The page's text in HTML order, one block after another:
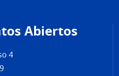
Abiertos
4